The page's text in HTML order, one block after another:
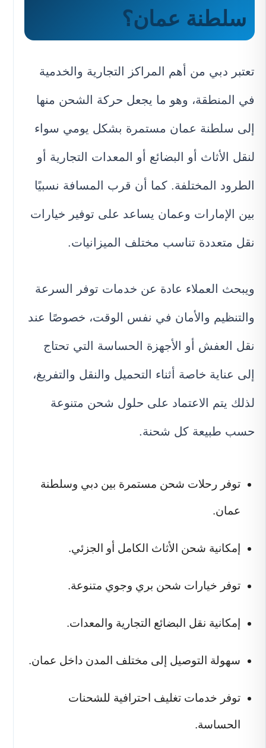
سلطنة عمان؟
تعتبر دبي من أهم المراكز التجارية والخدمية
في المنطقة، وهو ما يجعل حركة الشحن منها
إلى سلطنة عمان مستمرة بشكل يومي سواء
لنقل الأثاث أو البضائع أو المعدات التجارية أو
الطرود المختلفة. كما أن قرب المسافة نسبيًا
بين الإمارات وعمان يساعد على توفير خيارات
نقل متعددة تناسب مختلف الميزانيات.
ويبحث العملاء عادة عن خدمات توفر السرعة
والتنظيم والأمان في نفس الوقت، خصوصًا عند
نقل العفش أو الأجهزة الحساسة التي تحتاج
إلى عناية خاصة أثناء التحميل والنقل والتفريغ،
لذلك يتم الاعتماد على حلول شحن متنوعة
حسب طبيعة كل شحنة.
توفر رحلات شحن مستمرة بين دبي وسلطنة
عمان.
إمكانية شحن الأثاث الكامل أو الجزئي.
توفر خيارات شحن بري وجوي متنوعة.
إمكانية نقل البضائع التجارية والمعدات.
سهولة التوصيل إلى مختلف المدن داخل عمان.
توفر خدمات تغليف احترافية للشحنات
الحساسة.